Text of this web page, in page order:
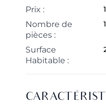
Prix :
Nombre de
pièces :
Surface
Habitable :